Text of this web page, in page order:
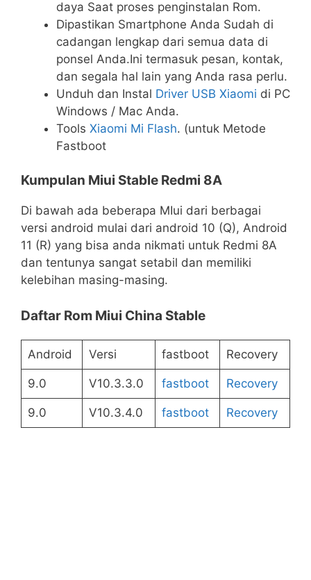
daya Saat proses penginstalan Rom.
Dipastikan Smartphone Anda Sudah di
cadangan lengkap dari semua data di
ponsel Anda.Ini termasuk pesan, kontak,
dan segala hal lain yang Anda rasa perlu.
Unduh dan Instal Driver USB Xiaomi di PC
Windows / Mac Anda.
Tools Xiaomi Mi Flash. (untuk Metode
Fastboot
Kumpulan Miui Stable Redmi 8A
Di bawah ada beberapa MIui dari berbagai
versi android mulai dari android 10 (Q), Android
11 (R) yang bisa anda nikmati untuk Redmi 8A
dan tentunya sangat setabil dan memiliki
kelebihan masing-masing.
Daftar Rom Miui China Stable
Android Versi fastboot Recovery
9.0 V10.3.3.0 fastboot Recovery
9.0 V10.3.4.0 fastboot Recovery